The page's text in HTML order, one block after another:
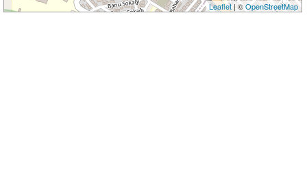
Leaflet| ©OpenStreetMap